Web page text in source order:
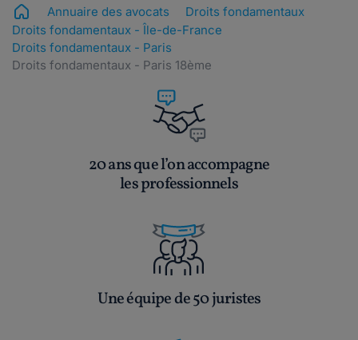
Annuaire des avocats
Droits fondamentaux
Droits fondamentaux - Île-de-France
Droits fondamentaux - Paris
Droits fondamentaux - Paris 18ème
20 ans que l’on accompagne
les professionnels
Une équipe de 50 juristes